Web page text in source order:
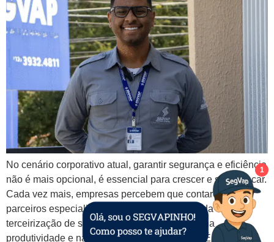
No cenário corporativo atual, garantir segurança e eficiência
não é mais opcional, é essencial para crescer e se destacar.
Cada vez mais, empresas percebem que contar com
parceiros especializados em segurança privada e
terceirização de serviços faz toda a diferença na
produtividade e na tranquilidade do dia a dia. É aqui que a
1